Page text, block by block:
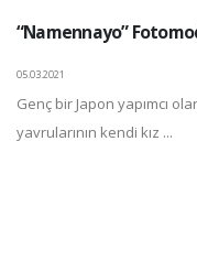
“Namennayo”
05.03.2021
Genç bir Japon yapımcı
yavrularının kendi kız ...